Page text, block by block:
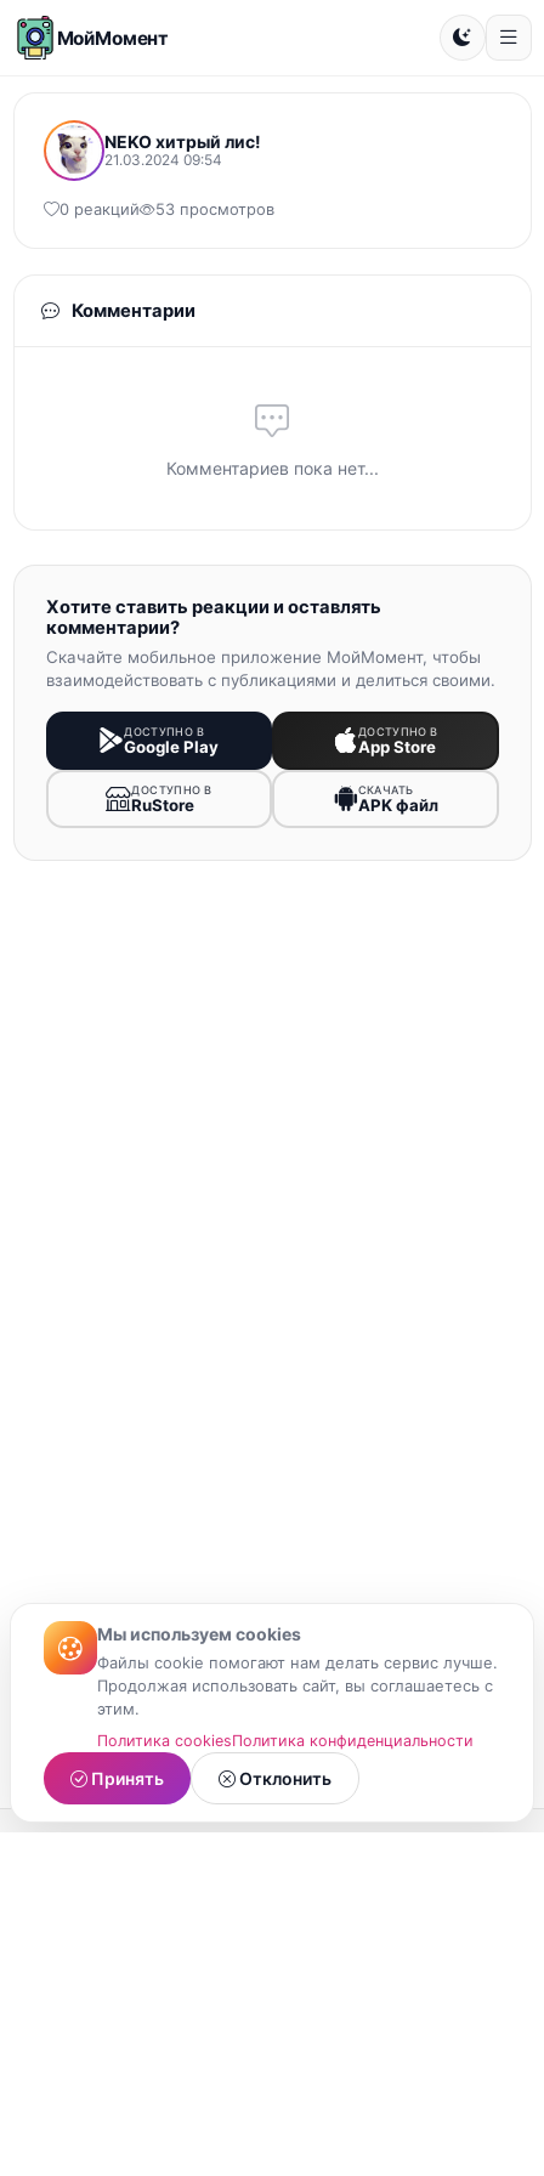
МойМомент
NEKO хитрый лис!
21.03.2024 09:54
0 реакций 53 просмотров
Комментарии
Комментариев пока нет...
Хотите ставить реакции и оставлять
комментарии?
Скачайте мобильное приложение МойМомент, чтобы
взаимодействовать с публикациями и делиться своими.
ДОСТУПНО В
Google Play
ДОСТУПНО В
App Store
ДОСТУПНО В
RuStore
СКАЧАТЬ
APK файл
Мы используем cookies
Файлы cookie помогают нам делать сервис лучше.
Продолжая использовать сайт, вы соглашаетесь с
этим.
Политика cookiesПолитика конфиденциальности
Принять Отклонить